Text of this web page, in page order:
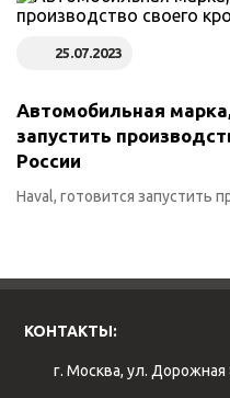
25.07.2023
Автомобильная
запустить
России
Haval, готовится запустить
КОНТАКТЫ:
г. Москва, ул. Дорожная